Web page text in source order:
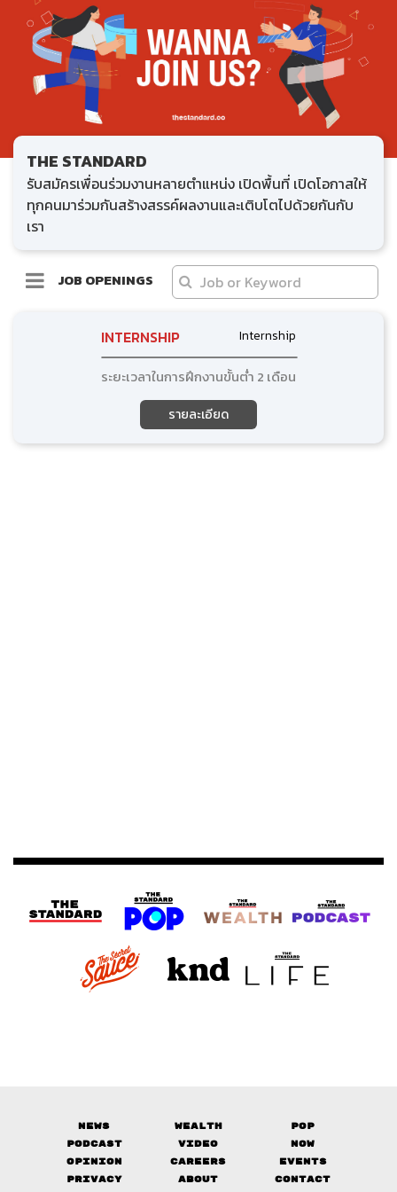
THE STANDARD
รับสมัครเพื่อนร่วมงานหลายตำแหน่ง เปิดพื้นที่ เปิดโอกาสให้
ทุกคนมาร่วมกันสร้างสรรค์ผลงานและเติบโตไปด้วยกันกับ
เรา
JOB OPENINGS
INTERNSHIP Internship
ระยะเวลาในการฝึกงานขั้นต่ำ 2 เดือน
รายละเอียด
News Wealth
Pop
Podcast
Video
Now
Opinion
Careers
Events
Privacy
About Contact